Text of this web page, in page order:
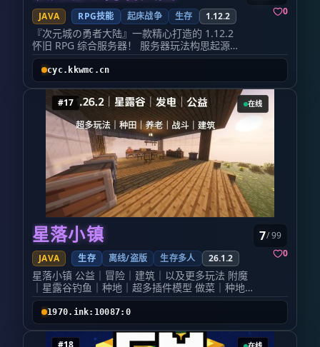
诚邀各路玩家入驻开荒，组队联机、休闲养
老、硬核红石、自由混战均可体验，欢迎进
群反馈建议、交流玩法，一同打造舒适稳定
的游戏世界！
百种地貌
全新成就
完整商业
建筑师狂欢
-------------------------------------------------------
------ 可可西里主打纯生存玩法，百种地貌让
生存更加有趣，不喜欢花哨的玩法，但纯生
存也有瓶颈枯燥的阶段，所以通过材质加入
更多道具和武器让服务器能长期发展更新活
动，特别活动上新特别活动道具或装备，保
持原版生存玩法，做一个尽可能公平且有趣
的生存服务器。在cko.cc，希望都能获得美好
的‘我的世界’游戏体验。 --------------------------
----------------------------------- Q
群:181598999 ww.cko.cc 养老生存服欢迎您
的加入
JAVA RPG技能 起床战争 生存 1.12.2
『次元城の勇者大陆』一款精心打造的 1.12.2
怀旧 RPG 综合服务器！ 服务器玩法构思起源于
早期 1.6.4 勇者RPG版本，整套框架经过完整重
构，移植搭建至 1.12.2 环境。所有 GUI 界面、
经济系统、副本机制、装备词条、主城场景均为
本服独立重新制作调试，并非直接搬运旧版本文
件，属于原创开发内容。长期运营承诺不删档、
不跑路，给予每一位怀旧理想RPG冒险者稳定长
久的游玩环境。
⚠️【重要入服须知】 服务器不支持原版客户端直
连，必须使用群内专属整合包(直连无法载全贴
图)； 服务器开启白名单机制，需加入 QQ 交流
群自主完成白名单审核，白名单验证后方可进入
游戏。 交流 QQ 群：772131511 ​ ✨服务器核心
板块一览​ 🏰 RPG 副本世界｜核心玩法​ 多层梯度
独立副本地图，划分新手、进阶、高阶副本，难
度循序渐进。副本内置大量原创魔物与特色
BOSS，每名 BOSS 拥有专属技能、机制与阶段
变换，支持组队协作开荒。通关副本可获取材
料、装备、稀有奖励，挑战你的操作与团队配
合。
⚒️ 锻造强化｜装备养成系统​ 完整装备锻造、强
化机制，多样化品质区分。海量自定义时装与
RPG 装备，附带独特属性、Lore 描述。自由搭
配装备构筑专属流派，不断提升战力，打造独一
无二的勇者形象。内置自动拾取功能，告别繁琐
0
cyc.kkwmc.cn
#17 在线
星落小镇
JAVA 生存 离线/盗版 生存多人 26.1.2
星落小镇 公益｜冒险｜建筑｜以及更多玩法 附魔
｜星露谷钓鱼｜种地｜超多插件模型 做菜｜种地
｜建筑｜生存｜生电 主打生存｜冒险协会｜精英
BOSS怪物
长期存档永不关服，欢迎提供各种内容建议！ 感
兴趣可以留言 群聊： 872059822
7/ 99
0
1970.ink:10087:0
#18